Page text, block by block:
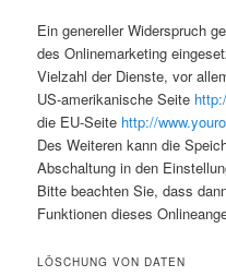
Ein genereller Widerspruch
des Onlinemarketing
Vielzahl der Dienste, vor
US-amerikanische Seite
die EU-Seite http://
Des Weiteren kann die
Abschaltung in den
Bitte beachten Sie, dass
Funktionen dieses
LÖSCHUNG VON DATEN